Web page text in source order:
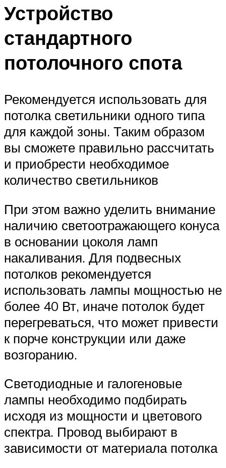
Устройство
стандартного
потолочного спота
Рекомендуется использовать для
потолка светильники одного типа
для каждой зоны. Таким образом
вы сможете правильно рассчитать
и приобрести необходимое
количество светильников
При этом важно уделить внимание
наличию светоотражающего конуса
в основании цоколя ламп
накаливания. Для подвесных
потолков рекомендуется
использовать лампы мощностью не
более 40 Вт, иначе потолок будет
перегреваться, что может привести
к порче конструкции или даже
возгоранию.
Светодиодные и галогеновые
лампы необходимо подбирать
исходя из мощности и цветового
спектра. Провод выбирают в
зависимости от материала потолка